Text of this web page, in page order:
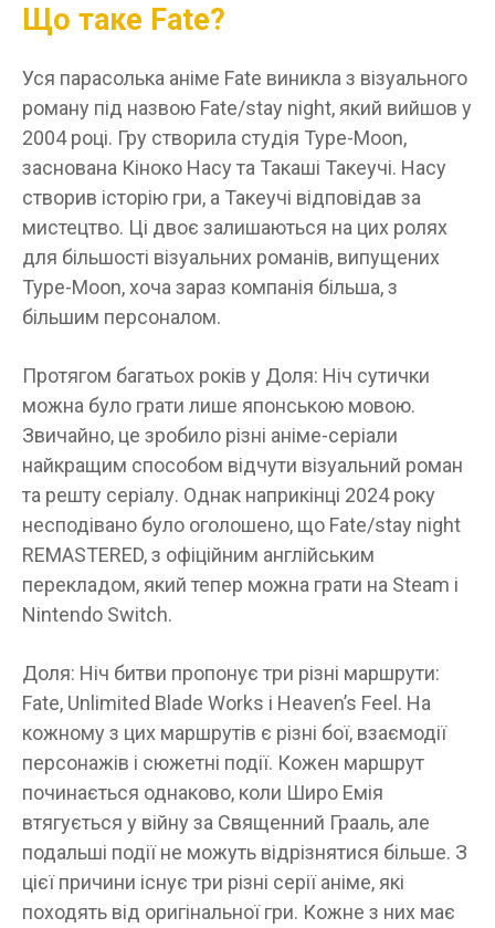
Що таке Fate?
Уся парасолька аніме Fate виникла з візуального
роману під назвою Fate/stay night, який вийшов у
2004 році. Гру створила студія Type-Moon,
заснована Кіноко Насу та Такаші Такеучі. Насу
створив історію гри, а Такеучі відповідав за
мистецтво. Ці двоє залишаються на цих ролях
для більшості візуальних романів, випущених
Type-Moon, хоча зараз компанія більша, з
більшим персоналом.
Протягом багатьох років у Доля: Ніч сутички
можна було грати лише японською мовою.
Звичайно, це зробило різні аніме-серіали
найкращим способом відчути візуальний роман
та решту серіалу. Однак наприкінці 2024 року
несподівано було оголошено, що Fate/stay night
REMASTERED, з офіційним англійським
перекладом, який тепер можна грати на Steam і
Nintendo Switch.
Доля: Ніч битви пропонує три різні маршрути:
Fate, Unlimited Blade Works і Heaven’s Feel. На
кожному з цих маршрутів є різні бої, взаємодії
персонажів і сюжетні події. Кожен маршрут
починається однаково, коли Широ Емія
втягується у війну за Священний Грааль, але
подальші події не можуть відрізнятися більше. З
цієї причини існує три різні серії аніме, які
походять від оригінальної гри. Кожне з них має